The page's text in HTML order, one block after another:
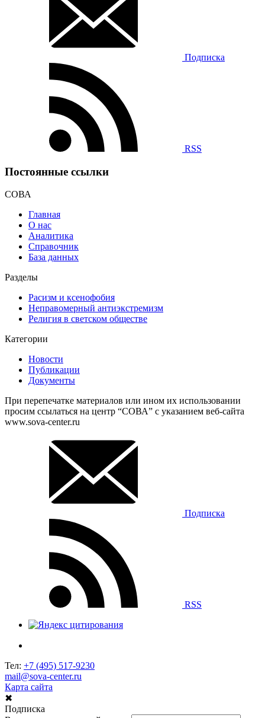
Подписка
RSS
Постоянные ссылки
СОВА
Главная
О нас
Аналитика
Справочник
База данных
Разделы
Расизм и ксенофобия
Неправомерный антиэкстремизм
Религия в светском обществе
Категории
Новости
Публикации
Документы
При перепечатке материалов или ином их использовании
просим ссылаться на центр “СОВА” с указанием веб-сайта
www.sova-center.ru
Подписка
RSS
Тел: +7 (495) 517-9230
mail@sova-center.ru
Карта сайта
✖
Подписка